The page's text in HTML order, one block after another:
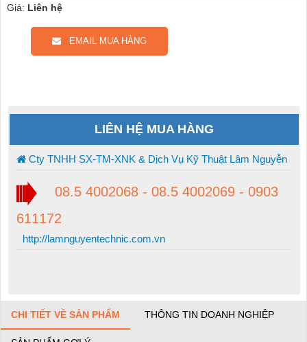
Giá: Liên hệ
EMAIL MUA HÀNG
LIÊN HỆ MUA HÀNG
Cty TNHH SX-TM-XNK & Dịch Vụ Kỹ Thuật Lâm Nguyễn
08.5 4002068 - 08.5 4002069 - 0903
611172
http://lamnguyentechnic.com.vn
CHI TIẾT VỀ SẢN PHẨM THÔNG TIN DOANH NGHIỆP